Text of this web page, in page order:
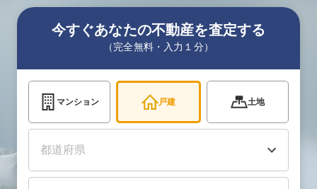
今すぐあなたの不動産を査定する
（完全無料・入力１分）
マンション 戸建 土地